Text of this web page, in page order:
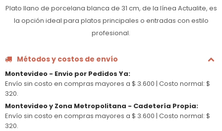
Plato llano de porcelana blanca de 31 cm, de la línea Actualite, es
la opción ideal para platos principales o entradas con estilo
profesional.
Métodos y costos de envío
Montevideo - Envio por Pedidos Ya:
Envío sin costo en compras mayores a $ 3.600 | Costo normal: $
320.
Montevideo y Zona Metropolitana - Cadetería Propia:
Envío sin costo en compras mayores a $ 3.600 | Costo normal: $
320.